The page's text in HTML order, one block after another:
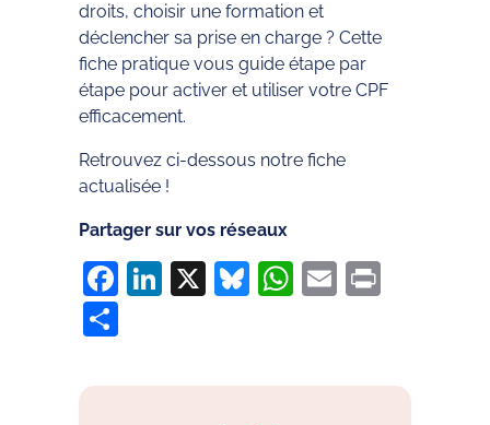
droits, choisir une formation et
déclencher sa prise en charge ? Cette
fiche pratique vous guide étape par
étape pour activer et utiliser votre CPF
efficacement.
Retrouvez ci-dessous notre fiche
actualisée !
Partager sur vos réseaux
Facebook
LinkedIn
X Bluesky
WhatsApp
Email